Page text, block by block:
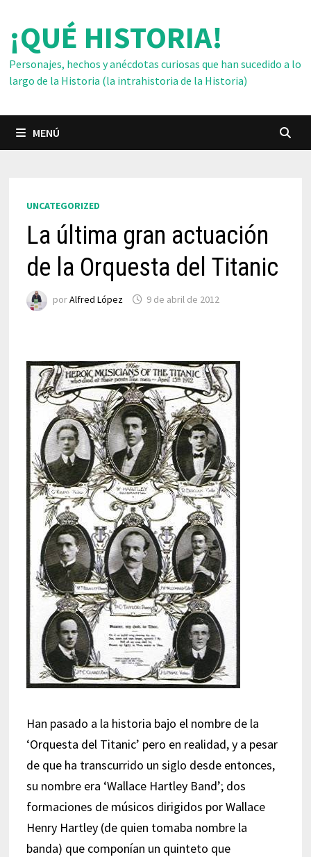
contenido
¡QUÉ HISTORIA!
Personajes, hechos y anécdotas curiosas que han sucedido a lo
largo de la Historia (la intrahistoria de la Historia)
MENÚ
UNCATEGORIZED
La última gran actuación
de la Orquesta del Titanic
porAlfred López 9 de abril de 2012
Han pasado a la historia bajo el nombre de la
‘Orquesta del Titanic’ pero en realidad, y a pesar
de que ha transcurrido un siglo desde entonces,
su nombre era ‘Wallace Hartley Band’; dos
formaciones de músicos dirigidos por Wallace
Henry Hartley (de quien tomaba nombre la
banda) que componían un quinteto que